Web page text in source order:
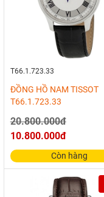
T66.1.723.33
ĐỒNG HỒ NAM TISSOT
T66.1.723.33
20.800.000đ
10.800.000đ
Còn hàng